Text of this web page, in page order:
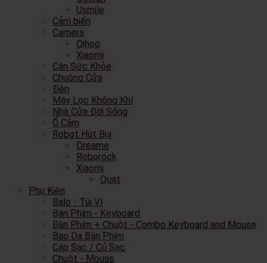
Usmile
Cảm biến
Camera
Qihoo
Xiaomi
Cân Sức Khỏe
Chuông Cửa
Đèn
Máy Lọc Không Khí
Nhà Cửa Đời Sống
Ổ Cắm
Robot Hút Bụi
Dreame
Roborock
Xiaomi
Quạt
Phụ Kiện
Balo - Túi Ví
Bàn Phím - Keyboard
Bàn Phím + Chuột - Combo Keyboard and Mouse
Bao Da Bàn Phím
Cáp Sạc / Củ Sạc
Chuột - Mouse